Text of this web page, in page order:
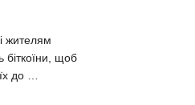
жителям
біткоїни, щоб
до …